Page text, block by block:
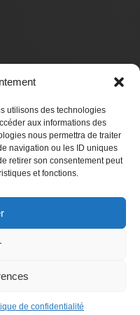
utilisons des technologies
aux informations des
nous permettra de traiter
navigation ou les ID uniques
retirer son consentement peut
et fonctions.
de confidentialité
et design internes